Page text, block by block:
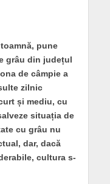
pune
grâu din județul
de câmpie a
zilnic
și mediu, cu
situația de
cu grâu nu
dar, dacă
cultura s-